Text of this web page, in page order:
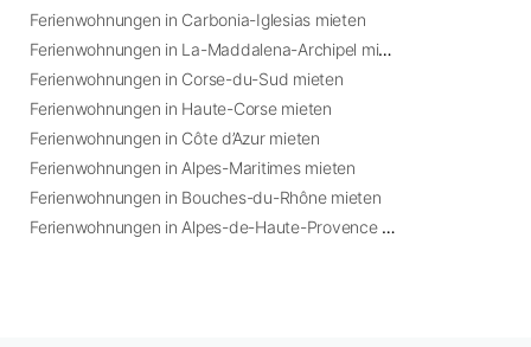
Ferienwohnungen in Carbonia-Iglesias mieten
Ferienwohnungen in La-Maddalena-Archipel mieten
Ferienwohnungen in Corse-du-Sud mieten
Ferienwohnungen in Haute-Corse mieten
Ferienwohnungen in Côte d’Azur mieten
Ferienwohnungen in Alpes-Maritimes mieten
Ferienwohnungen in Bouches-du-Rhône mieten
Ferienwohnungen in Alpes-de-Haute-Provence mieten